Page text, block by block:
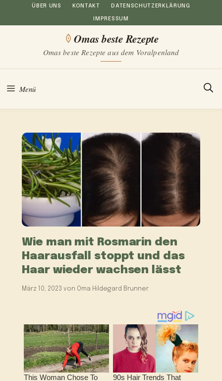
Inhalt
ÜBER UNS KONTAKT DATENSCHUTZERKLÄRUNG
IMPRESSUM
Omas beste Rezepte
Omas beste Rezepte aus dem Voralpenland
Menü
Wie man mit Rosmarin den
Haarausfall stoppt und das
Haar wieder wachsen lässt
März 10, 2023 von Oma Hildegard Brunner